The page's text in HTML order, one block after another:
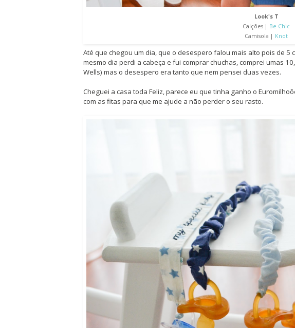
Look's T
Calções | Be Chic
Camisola | Knot
Até que chegou um dia, que o desespero falou mais alto pois de 5
mesmo dia perdi a cabeça e fui comprar chuchas, comprei umas
Wells) mas o desespero era tanto que nem pensei duas vezes.
Cheguei a casa toda Feliz, parece eu que tinha ganho o
com as fitas para que me ajude a não perder o seu rasto.